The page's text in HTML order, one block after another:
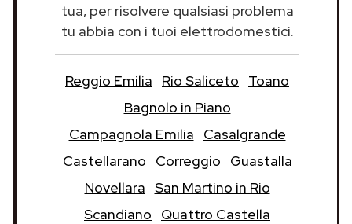
tua, per risolvere qualsiasi problema
tu abbia con i tuoi elettrodomestici.
Reggio Emilia Rio Saliceto
Toano
Bagnolo in Piano
Campagnola Emilia
Casalgrande
Castellarano
Correggio
Guastalla
Novellara San Martino in Rio
Scandiano
Quattro Castella